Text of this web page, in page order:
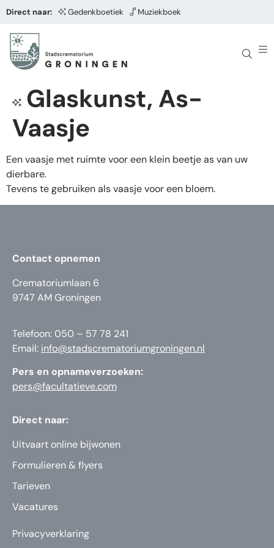
Direct naar: Gedenkboetiek Muziekboek
Glaskunst, As-
Vaasje
Een vaasje met ruimte voor een klein beetje as van uw
dierbare.
Tevens te gebruiken als vaasje voor een bloem.
Contact opnemen
Crematoriumlaan 6
9747 AM Groningen
Telefoon: 050 – 57 78 241
Email: info@stadscrematoriumgroningen.nl
Pers en opnameverzoeken:
pers@facultatieve.com
Direct naar:
Uitvaart online bijwonen
Formulieren & flyers
Tarieven
Vacatures
Privacyverklaring